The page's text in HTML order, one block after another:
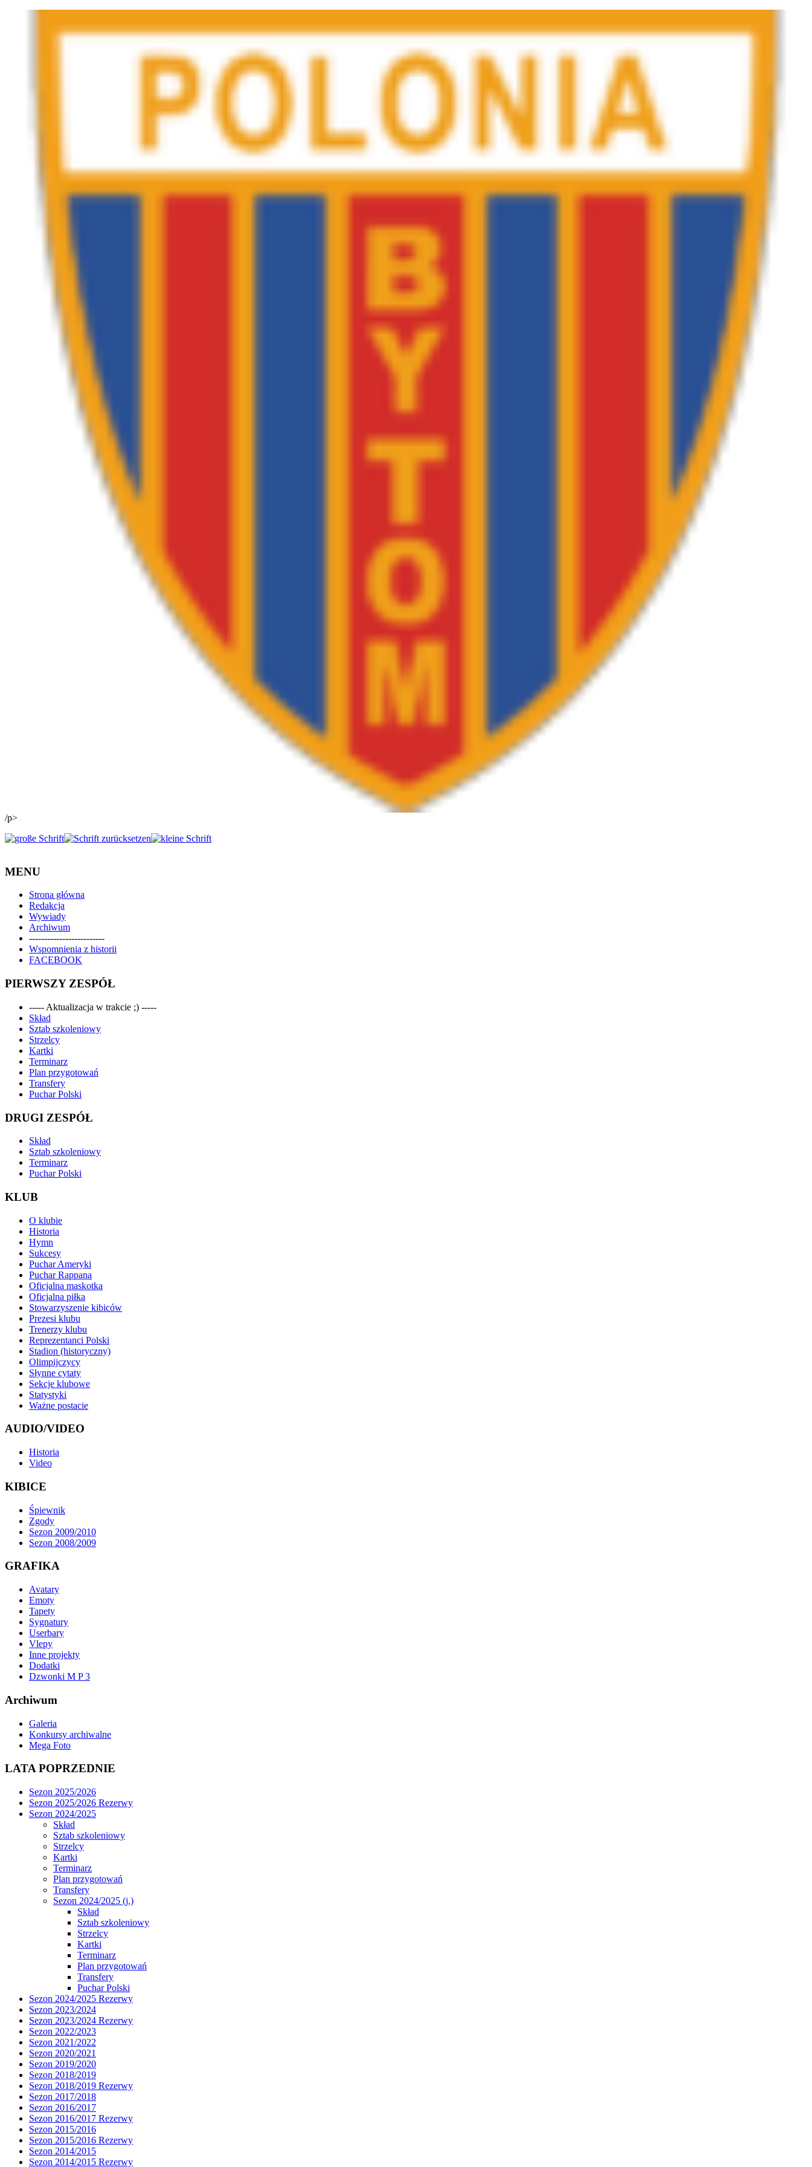
/p>
MENU
Strona główna
Redakcja
Wywiady
Archiwum
-------------------------
Wspomnienia z historii
FACEBOOK
PIERWSZY ZESPÓŁ
----- Aktualizacja w trakcie ;) -----
Skład
Sztab szkoleniowy
Strzelcy
Kartki
Terminarz
Plan przygotowań
Transfery
Puchar Polski
DRUGI ZESPÓŁ
Skład
Sztab szkoleniowy
Terminarz
Puchar Polski
KLUB
O klubie
Historia
Hymn
Sukcesy
Puchar Ameryki
Puchar Rappana
Oficjalna maskotka
Oficjalna piłka
Stowarzyszenie kibiców
Prezesi klubu
Trenerzy klubu
Reprezentanci Polski
Stadion (historyczny)
Olimpijczycy
Słynne cytaty
Sekcje klubowe
Statystyki
Ważne postacie
AUDIO/VIDEO
Historia
Video
KIBICE
Śpiewnik
Zgody
Sezon 2009/2010
Sezon 2008/2009
GRAFIKA
Avatary
Emoty
Tapety
Sygnatury
Userbary
Vlepy
Inne projekty
Dodatki
Dzwonki M P 3
Archiwum
Galeria
Konkursy archiwalne
Mega Foto
LATA POPRZEDNIE
Sezon 2025/2026
Sezon 2025/2026 Rezerwy
Sezon 2024/2025
Skład
Sztab szkoleniowy
Strzelcy
Kartki
Terminarz
Plan przygotowań
Transfery
Sezon 2024/2025 (j.)
Skład
Sztab szkoleniowy
Strzelcy
Kartki
Terminarz
Plan przygotowań
Transfery
Puchar Polski
Sezon 2024/2025 Rezerwy
Sezon 2023/2024
Sezon 2023/2024 Rezerwy
Sezon 2022/2023
Sezon 2021/2022
Sezon 2020/2021
Sezon 2019/2020
Sezon 2018/2019
Sezon 2018/2019 Rezerwy
Sezon 2017/2018
Sezon 2016/2017
Sezon 2016/2017 Rezerwy
Sezon 2015/2016
Sezon 2015/2016 Rezerwy
Sezon 2014/2015
Sezon 2014/2015 Rezerwy